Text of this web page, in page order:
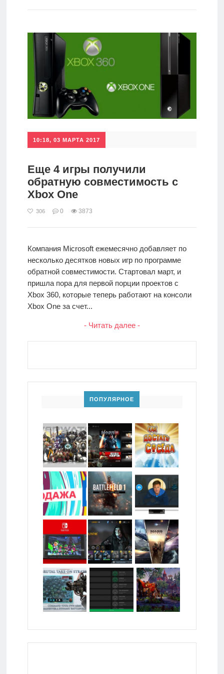
Мобильное
Культовые
10:18, 03 МАРТА 2017
Еще 4 игры получили
обратную совместимость с
Xbox One
306 0 3873
Компания Microsoft ежемесячно добавляет по
несколько десятков новых игр по программе
обратной совместимости. Стартовал март, и
пришла пора для первой порции проектов с
Xbox 360, которые теперь работают на консоли
Xbox One за счет...
- Читать далее -
ПОПУЛЯРНОЕ